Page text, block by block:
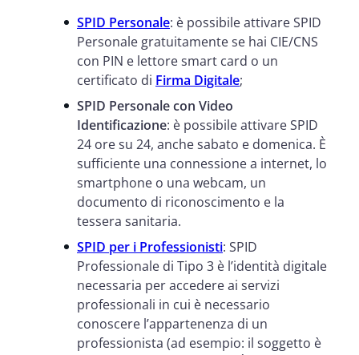
SPID Personale: è possibile attivare SPID
Personale gratuitamente se hai CIE/CNS
con PIN e lettore smart card o un
certificato di Firma Digitale;
SPID Personale con Video
Identificazione: è possibile attivare SPID
24 ore su 24, anche sabato e domenica. È
sufficiente una connessione a internet, lo
smartphone o una webcam, un
documento di riconoscimento e la
tessera sanitaria.
SPID per i Professionisti: SPID
Professionale di Tipo 3 è l’identità digitale
necessaria per accedere ai servizi
professionali in cui è necessario
conoscere l’appartenenza di un
professionista (ad esempio: il soggetto è